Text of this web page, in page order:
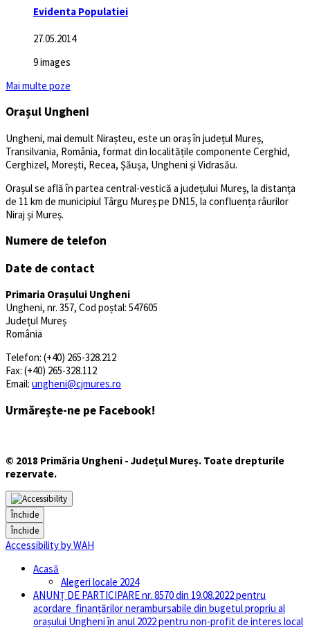
Evidenta Populatiei
27.05.2014
9 images
Mai multe poze
Orașul Ungheni
Ungheni, mai demult Nirașteu, este un oraș în județul Mureș,
Transilvania, România, format din localitățile componente Cerghid,
Cerghizel, Morești, Recea, Șăușa, Ungheni și Vidrasău.
Orașul se află în partea central-vestică a județului Mureș, la distanța
de 11 km de municipiul Târgu Mureș pe DN15, la confluența râurilor
Niraj și Mureș.
Numere de telefon
Date de contact
Primaria Orașului Ungheni
Ungheni, nr. 357, Cod poștal: 547605
Județul Mureș
România
Telefon: (+40) 265-328.212
Fax: (+40) 265-328.112
Email: ungheni@cjmures.ro
Urmărește-ne pe Facebook!
© 2018 Primăria Ungheni - Județul Mureș. Toate drepturile
rezervate.
Închide
Închide
Accessibility by WAH
Acasă
Alegeri locale 2024
ANUNȚ DE PARTICIPARE nr. 8570 din 19.08.2022 pentru
acordare finanţărilor nerambursabile din bugetul propriu al
orașului Ungheni în anul 2022 pentru non-profit de interes local